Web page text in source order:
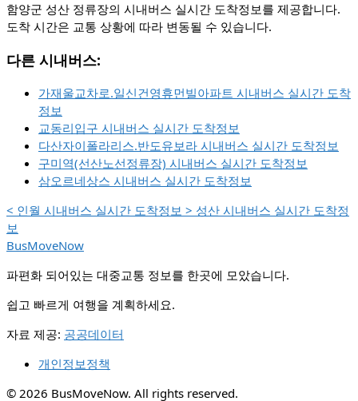
함양군 성산 정류장의 시내버스 실시간 도착정보를 제공합니다.
도착 시간은 교통 상황에 따라 변동될 수 있습니다.
다른 시내버스:
가재울교차로.일신건영휴먼빌아파트 시내버스 실시간 도착
정보
교동리입구 시내버스 실시간 도착정보
다산자이폴라리스.반도유보라 시내버스 실시간 도착정보
구미역(선산노선정류장) 시내버스 실시간 도착정보
삼오르네상스 시내버스 실시간 도착정보
< 인월 시내버스 실시간 도착정보 > 성산 시내버스 실시간 도착정
보
BusMoveNow
파편화 되어있는 대중교통 정보를 한곳에 모았습니다.
쉽고 빠르게 여행을 계획하세요.
자료 제공: 공공데이터
개인정보정책
© 2026 BusMoveNow. All rights reserved.